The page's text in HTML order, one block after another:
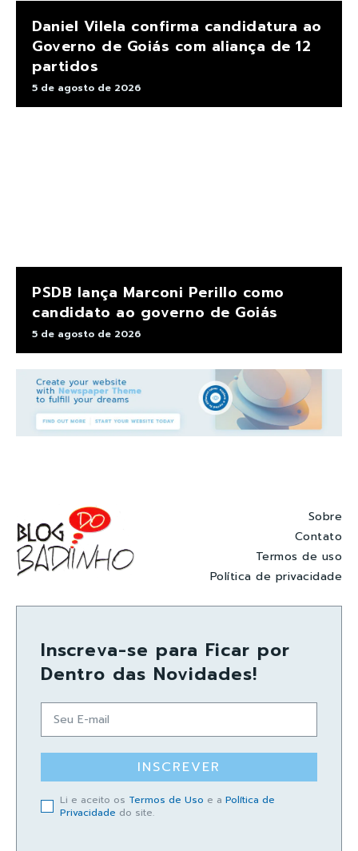
Daniel Vilela confirma candidatura ao
Governo de Goiás com aliança de 12
partidos
5 de agosto de 2026
PSDB lança Marconi Perillo como
candidato ao governo de Goiás
5 de agosto de 2026
Sobre
Contato
Termos de uso
Política de privacidade
Inscreva-se para Ficar por
Dentro das Novidades!
INSCREVER
Li e aceito os Termos de Uso e a Política de
Privacidade do site.